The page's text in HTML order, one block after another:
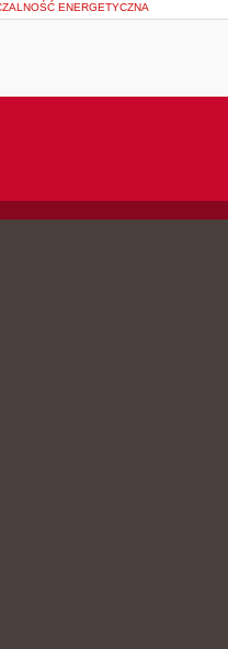
ENERGETYCZNA